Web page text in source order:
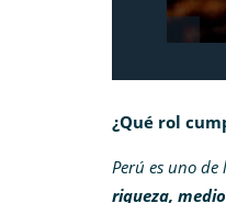
¿Qué rol
Perú es uno
riqueza,